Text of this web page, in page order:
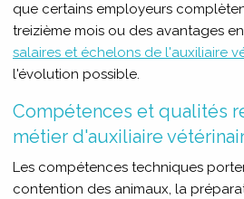
que certains employeurs
treizième mois ou des avantages
salaires et échelons de l'auxiliaire
l'évolution possible.
Compétences et qualités
métier d'auxiliaire
Les compétences techniques
contention des animaux, la